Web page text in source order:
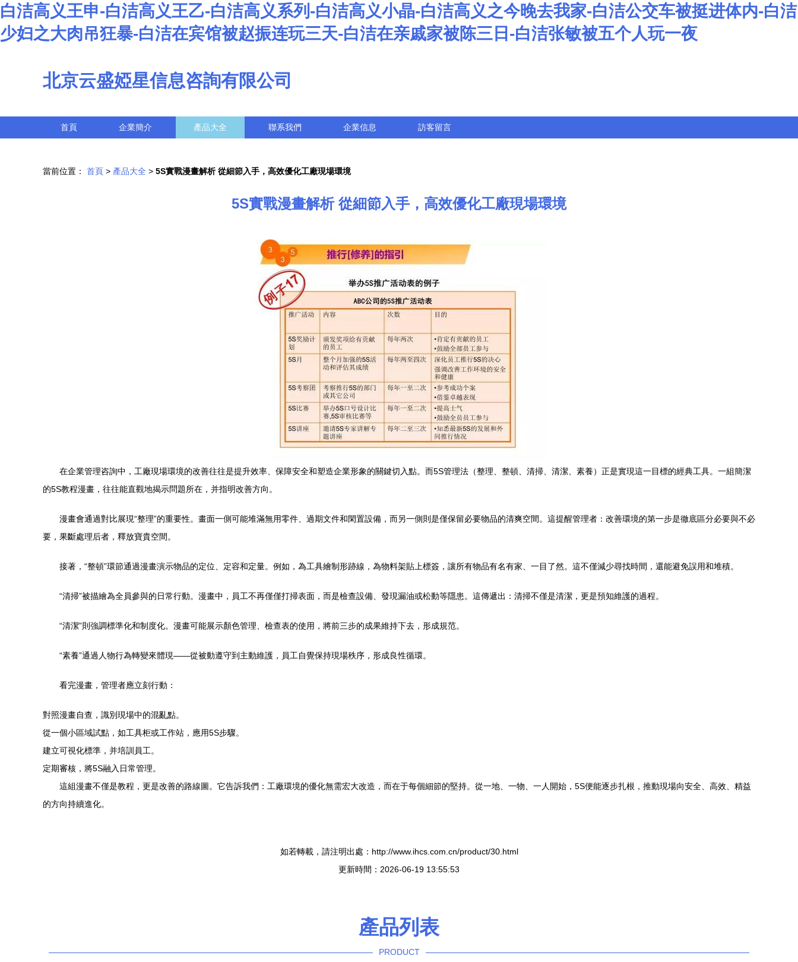
白洁高义王申-白洁高义王乙-白洁高义系列-白洁高义小晶-白洁高义之今晚去我家-白洁公交车被挺进体内-白洁
少妇之大肉吊狂暴-白洁在宾馆被赵振连玩三天-白洁在亲戚家被陈三日-白洁张敏被五个人玩一夜
北京云盛婭星信息咨詢有限公司
首頁 企業簡介 產品大全 聯系我們 企業信息 訪客留言
當前位置： 首頁 > 產品大全 > 5S實戰漫畫解析 從細節入手，高效優化工廠現場環境
5S實戰漫畫解析 從細節入手，高效優化工廠現場環境
在企業管理咨詢中，工廠現場環境的改善往往是提升效率、保障安全和塑造企業形象的關鍵切入點。而5S管理法（整理、整頓、清掃、清潔、素養）正是實現這一目標的經典工具。一組簡潔
的5S教程漫畫，往往能直觀地揭示問題所在，并指明改善方向。
漫畫會通過對比展現“整理”的重要性。畫面一側可能堆滿無用零件、過期文件和閑置設備，而另一側則是僅保留必要物品的清爽空間。這提醒管理者：改善環境的第一步是徹底區分必要與不必
要，果斷處理后者，釋放寶貴空間。
接著，“整頓”環節通過漫畫演示物品的定位、定容和定量。例如，為工具繪制形跡線，為物料架貼上標簽，讓所有物品有名有家、一目了然。這不僅減少尋找時間，還能避免誤用和堆積。
“清掃”被描繪為全員參與的日常行動。漫畫中，員工不再僅僅打掃表面，而是檢查設備、發現漏油或松動等隱患。這傳遞出：清掃不僅是清潔，更是預知維護的過程。
“清潔”則強調標準化和制度化。漫畫可能展示顏色管理、檢查表的使用，將前三步的成果維持下去，形成規范。
“素養”通過人物行為轉變來體現——從被動遵守到主動維護，員工自覺保持現場秩序，形成良性循環。
看完漫畫，管理者應立刻行動：
對照漫畫自查，識別現場中的混亂點。
從一個小區域試點，如工具柜或工作站，應用5S步驟。
建立可視化標準，并培訓員工。
定期審核，將5S融入日常管理。
這組漫畫不僅是教程，更是改善的路線圖。它告訴我們：工廠環境的優化無需宏大改造，而在于每個細節的堅持。從一地、一物、一人開始，5S便能逐步扎根，推動現場向安全、高效、精益
的方向持續進化。
如若轉載，請注明出處：http://www.ihcs.com.cn/product/30.html
更新時間：2026-06-19 13:55:53
產品列表
PRODUCT